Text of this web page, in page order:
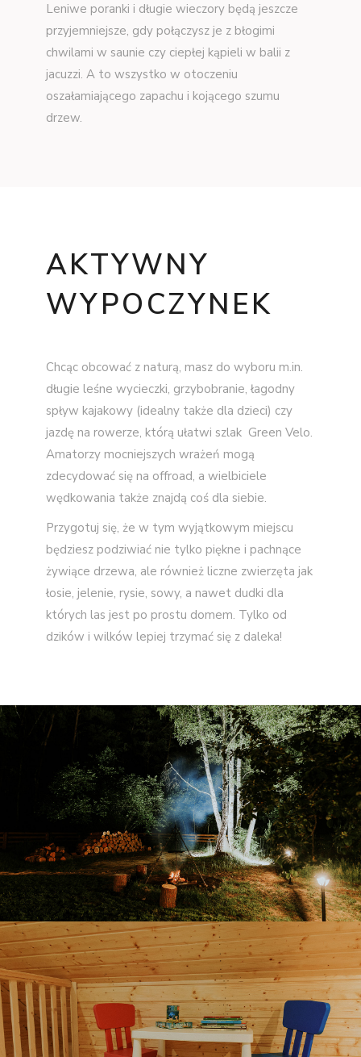
Leniwe poranki i długie wieczory będą jeszcze
przyjemniejsze, gdy połączysz je z błogimi
chwilami w saunie czy ciepłej kąpieli w balii z
jacuzzi. A to wszystko w otoczeniu
oszałamiającego zapachu i kojącego szumu
drzew.
AKTYWNY
WYPOCZYNEK
Chcąc obcować z naturą, masz do wyboru m.in.
długie leśne wycieczki, grzybobranie, łagodny
spływ kajakowy (idealny także dla dzieci) czy
jazdę na rowerze, którą ułatwi szlak Green Velo.
Amatorzy mocniejszych wrażeń mogą
zdecydować się na offroad, a wielbiciele
wędkowania także znajdą coś dla siebie.
Przygotuj się, że w tym wyjątkowym miejscu
będziesz podziwiać nie tylko piękne i pachnące
żywiące drzewa, ale również liczne zwierzęta jak
łosie, jelenie, rysie, sowy, a nawet dudki dla
których las jest po prostu domem. Tylko od
dzików i wilków lepiej trzymać się z daleka!